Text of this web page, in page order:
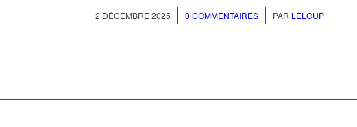
2 DÉCEMBRE 2025
/ 0 COMMENTAIRES
/ PAR LELOUP